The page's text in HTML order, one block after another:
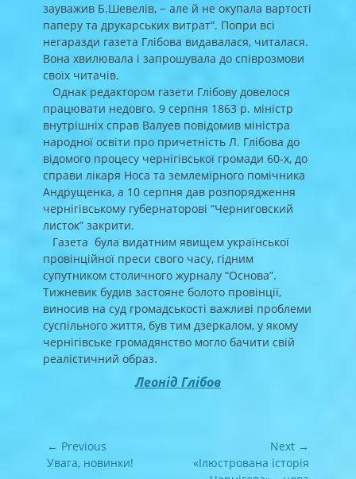
зауважив Б.Шевелів, − але й не окупала вартості
паперу та друкарських витрат”. Попри всі
негаразди газета Глібова видавалася, читалася.
Вона хвилювала і запрошувала до співрозмови
своїх читачів.
Однак редактором газети Глібову довелося
працювати недовго. 9 серпня 1863 р. міністр
внутрішніх справ Валуев повідомив міністра
народної освіти про причетність Л. Глібова до
відомого процесу чернігівської громади 60-х, до
справи лікаря Носа та землемірного помічника
Андрущенка, а 10 серпня дав розпорядження
чернігівському губернаторові “Черниговский
листок” закрити.
Газета була видатним явищем української
провінційної преси свого часу, гідним
супутником столичного журналу “Основа”.
Тижневик будив застояне болото провінції,
виносив на суд громадськості важливі проблеми
суспільного життя, був тим дзеркалом, у якому
чернігівське громадянство могло бачити свій
реалістичний образ.
Леонід Глібов
Навігація
записів
← Previous
Previous
Увага, новинки!
Next →
Next«Ілюстрована історія